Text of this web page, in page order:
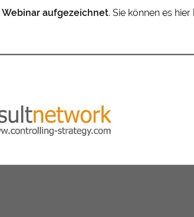
Webinar aufgezeichnet. Sie können es